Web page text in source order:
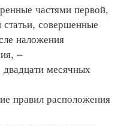
частями первой,
совершенные
наложения
–
месячных
правил расположения